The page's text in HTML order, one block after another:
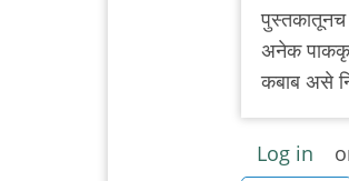
पुस्तकातूनच
अनेक
कबाब असे
Log in